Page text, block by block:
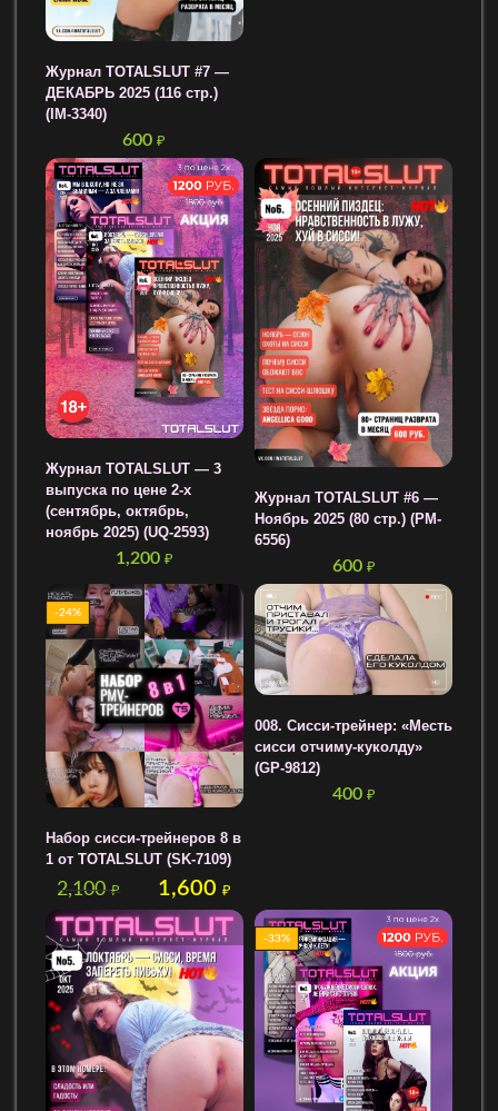
Журнал TOTALSLUT #7 —
ДЕКАБРЬ 2025 (116 стр.)
(IM-3340)
600₽
Журнал TOTALSLUT — 3
выпуска по цене 2-х
(сентябрь, октябрь,
ноябрь 2025) (UQ-2593)
1,200 ₽
Журнал TOTALSLUT #6 —
Ноябрь 2025 (80 стр.) (PM-
6556)
600 ₽
-24%
Набор сисси-трейнеров 8 в
1 от TOTALSLUT (SK-7109)
2,100₽ 1,600₽
008. Сисси-трейнер: «Месть
сисси отчиму-куколду»
(GP-9812)
400 ₽
-33%